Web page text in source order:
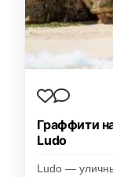
Граффити
Ludo
Ludo —